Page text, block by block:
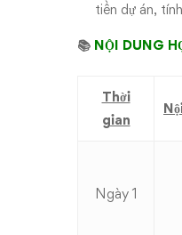
tiền dự án,
📚 NỘI DUNG
Thời
gian
Ngày 1